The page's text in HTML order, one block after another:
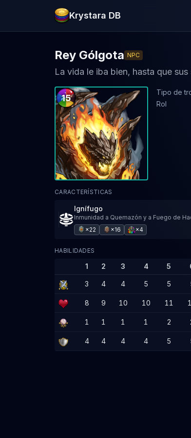
Krystara DB
Rey Gólgota NPC
La vida le iba bien, hasta que
15
Tipo de
Rol
CARACTERÍSTICAS
Ignífugo
Inmunidad a Quemazón y a Fuego de
×22
×16 ×4
HABILIDADES
1 2 3 4 5
3 4 4 5 5
8 9 10 10 11
1 1 1 1 2
4 4 4 4 5